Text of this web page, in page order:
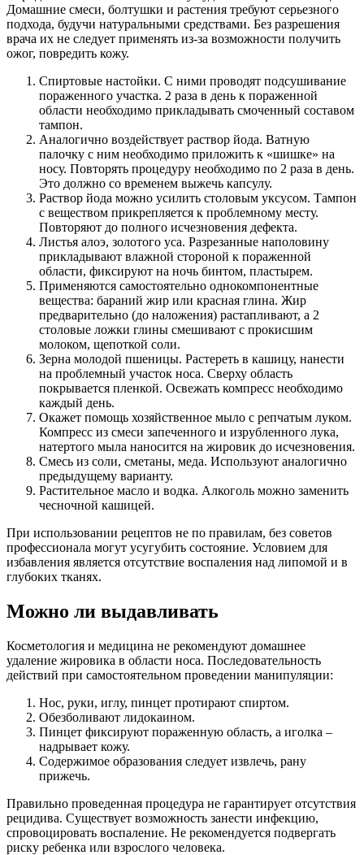
Домашние смеси, болтушки и растения требуют серьезного
подхода, будучи натуральными средствами. Без разрешения
врача их не следует применять из-за возможности получить
ожог, повредить кожу.
Спиртовые настойки. С ними проводят подсушивание
пораженного участка. 2 раза в день к пораженной
области необходимо прикладывать смоченный составом
тампон.
Аналогично воздействует раствор йода. Ватную
палочку с ним необходимо приложить к «шишке» на
носу. Повторять процедуру необходимо по 2 раза в день.
Это должно со временем выжечь капсулу.
Раствор йода можно усилить столовым уксусом. Тампон
с веществом прикрепляется к проблемному месту.
Повторяют до полного исчезновения дефекта.
Листья алоэ, золотого уса. Разрезанные наполовину
прикладывают влажной стороной к пораженной
области, фиксируют на ночь бинтом, пластырем.
Применяются самостоятельно однокомпонентные
вещества: бараний жир или красная глина. Жир
предварительно (до наложения) растапливают, а 2
столовые ложки глины смешивают с прокисшим
молоком, щепоткой соли.
Зерна молодой пшеницы. Растереть в кашицу, нанести
на проблемный участок носа. Сверху область
покрывается пленкой. Освежать компресс необходимо
каждый день.
Окажет помощь хозяйственное мыло с репчатым луком.
Компресс из смеси запеченного и изрубленного лука,
натертого мыла наносится на жировик до исчезновения.
Смесь из соли, сметаны, меда. Используют аналогично
предыдущему варианту.
Растительное масло и водка. Алкоголь можно заменить
чесночной кашицей.
При использовании рецептов не по правилам, без советов
профессионала могут усугубить состояние. Условием для
избавления является отсутствие воспаления над липомой и в
глубоких тканях.
Можно ли выдавливать
Косметология и медицина не рекомендуют домашнее
удаление жировика в области носа. Последовательность
действий при самостоятельном проведении манипуляции:
Нос, руки, иглу, пинцет протирают спиртом.
Обезболивают лидокаином.
Пинцет фиксируют пораженную область, а иголка –
надрывает кожу.
Содержимое образования следует извлечь, рану
прижечь.
Правильно проведенная процедура не гарантирует отсутствия
рецидива. Существует возможность занести инфекцию,
спровоцировать воспаление. Не рекомендуется подвергать
риску ребенка или взрослого человека.